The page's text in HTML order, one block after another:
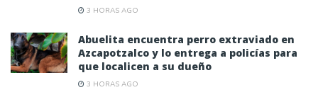
3 HORAS AGO
Abuelita encuentra perro extraviado en
Azcapotzalco y lo entrega a policías para
que localicen a su dueño
3 HORAS AGO